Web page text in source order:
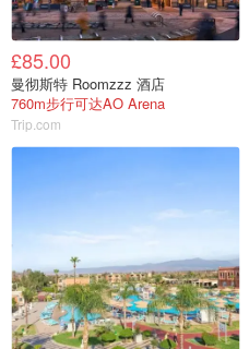
£85.00
曼彻斯特 Roomzzz 酒店
760m步行可达AO Arena
Trip.com